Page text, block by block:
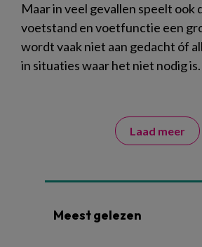
Maar in veel gevallen speelt ook
voetstand en voetfunctie een
wordt vaak niet aan gedacht óf
in situaties waar het niet nodig is.
Laad meer
Meest gelezen